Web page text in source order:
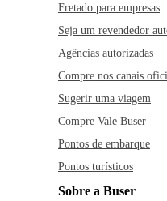
Fretado para empresas
Seja um revendedor
Agências autorizadas
Compre nos canais
Sugerir uma viagem
Compre Vale Buser
Pontos de embarque
Pontos turísticos
Sobre a Buser